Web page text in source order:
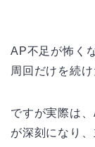
AP不足が怖く
周回だけを続け
ですが実際は
が深刻になり